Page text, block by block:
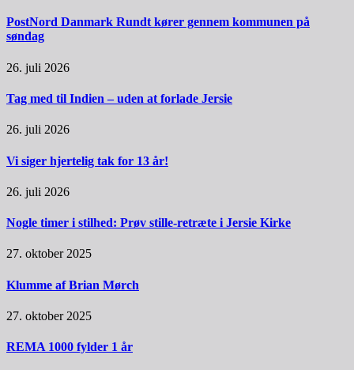
PostNord Danmark Rundt kører gennem kommunen på
søndag
26. juli 2026
Tag med til Indien – uden at forlade Jersie
26. juli 2026
Vi siger hjertelig tak for 13 år!
26. juli 2026
Nogle timer i stilhed: Prøv stille-retræte i Jersie Kirke
27. oktober 2025
Klumme af Brian Mørch
27. oktober 2025
REMA 1000 fylder 1 år